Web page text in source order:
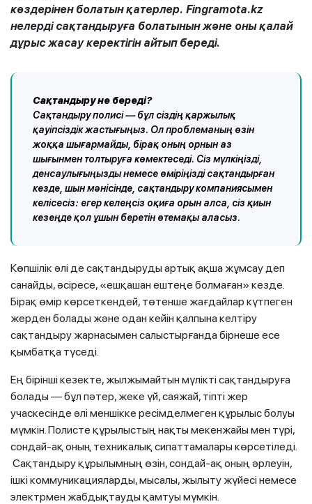
көздерінен болатын қатерлер. Fingramota.kz
нелерді сақтандыруға болатынын және оны қалай
дұрыс жасау керектігін айтып береді.
Сақтандыру не береді?
Сақтандыру полисі — бұл сіздің қаржылық
қауіпсіздік жастығыңыз. Ол проблеманың өзін
жоққа шығармайды, бірақ оның орнын аз
шығынмен толтыруға көмектеседі. Сіз мүлкіңізді,
денсаулығыңызды немесе өміріңізді сақтандырған
кезде, шын мәнісінде, сақтандыру компаниясымен
келісесіз: егер келеңсіз оқиға орын алса, сіз қиын
кезеңде қол ұшын беретін өтемақы аласыз.
Көпшілік әлі де сақтандыруды артық ақша жұмсау деп
санайды, әсіресе, «ешқашан ештеңе болмаған» кезде.
Бірақ өмір көрсеткендей, төтенше жағдайлар күтпеген
жерден болады және одан кейін қалпына келтіру
сақтандыру жарнасымен салыстырғанда бірнеше есе
қымбатқа түседі.
Ең бірінші кезекте, жылжымайтын мүлікті сақтандыруға
болады — бұл пәтер, жеке үй, саяжай, тіпті жер
учаскесінде әлі меншікке ресімделмеген құрылыс болуы
мүмкін. Полисте құрылыстың нақты мекенжайы мен түрі,
сондай-ақ оның техникалық сипаттамалары көрсетіледі.
Сақтандыру құрылымның өзін, сондай-ақ оның әрлеуін,
ішкі коммуникацияларды, мысалы, жылыту жүйесі немесе
электрмен жабдықтауды қамтуы мүмкін.